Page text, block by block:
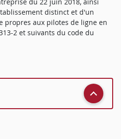
distinct et d'un
propres aux pilotes de ligne en
2 et suivants du code du